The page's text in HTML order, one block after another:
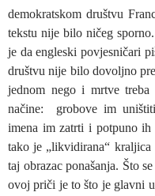
demokratskom društvu
tekstu nije bilo ničeg
je da engleski povjesničari
društvu nije bilo dovoljno
jednom nego i mrtve
načine: grobove im
imena im zatrti i potpuno
tako je „likvidirana“
taj obrazac ponašanja. Što
ovoj priči je to što je glavni